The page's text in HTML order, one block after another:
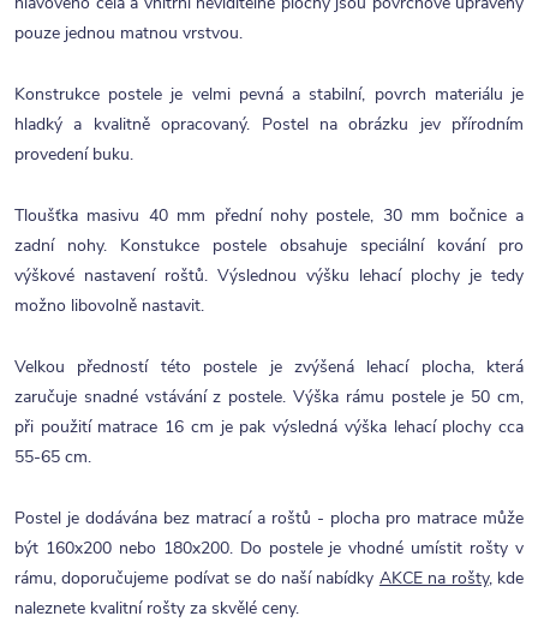
pouze jednou matnou vrstvou.
Konstrukce postele je velmi pevná a stabilní, povrch materiálu je
hladký a kvalitně opracovaný. Postel na obrázku jev přírodním
provedení buku.
Tloušťka masivu 40 mm přední nohy postele, 30 mm bočnice a
zadní nohy. Konstukce postele obsahuje speciální kování pro
výškové nastavení roštů. Výslednou výšku lehací plochy je tedy
možno libovolně nastavit.
Velkou předností této postele je zvýšená lehací plocha, která
zaručuje snadné vstávání z postele. Výška rámu postele je 50 cm,
při použití matrace 16 cm je pak výsledná výška lehací plochy cca
55-65 cm.
Postel je dodávána bez matrací a roštů - plocha pro matrace může
být 160x200 nebo 180x200. Do postele je vhodné umístit rošty v
rámu, doporučujeme podívat se do naší nabídky AKCE na rošty, kde
naleznete kvalitní rošty za skvělé ceny.